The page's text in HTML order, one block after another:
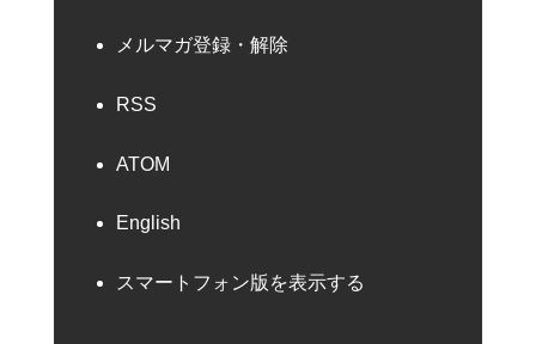
メルマガ登録・解除
RSS
ATOM
English
スマートフォン版を表示する